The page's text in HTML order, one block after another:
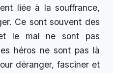
liée à la souffrance,
Ce sont souvent des
le mal ne sont pas
héros ne sont pas là
déranger, fasciner et